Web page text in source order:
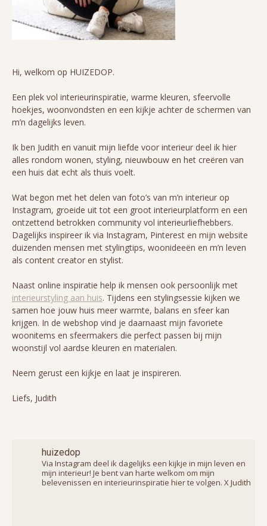
Hi, welkom op HUIZEDOP.
Een plek vol interieurinspiratie, warme kleuren, sfeervolle
hoekjes, woonvondsten en een kijkje achter de schermen van
m’n dagelijks leven.
Ik ben Judith en vanuit mijn liefde voor interieur deel ik hier
alles rondom wonen, styling, nieuwbouw en het creëren van
een huis dat echt als thuis voelt.
Wat begon met het delen van foto’s van m’n interieur op
Instagram, groeide uit tot een groot interieurplatform en een
ontzettend betrokken community vol interieurliefhebbers.
Dagelijks inspireer ik via Instagram, Pinterest en mijn website
duizenden mensen met stylingtips, woonideeën en m’n leven
als content creator en stylist.
Naast online inspiratie help ik mensen ook persoonlijk met
interieurstyling aan huis. Tijdens een stylingsessie kijken we
samen hoe jouw huis meer warmte, balans en sfeer kan
krijgen. In de webshop vind je daarnaast mijn favoriete
woonitems en sfeermakers die perfect passen bij mijn
woonstijl vol aardse kleuren en materialen.
Neem gerust een kijkje en laat je inspireren.
Liefs, Judith
huizedop
Via Instagram deel ik dagelijks een kijkje in mijn leven en
mijn interieur! Je bent van harte welkom om mijn
belevenissen en interieurinspiratie hier te volgen. X Judith